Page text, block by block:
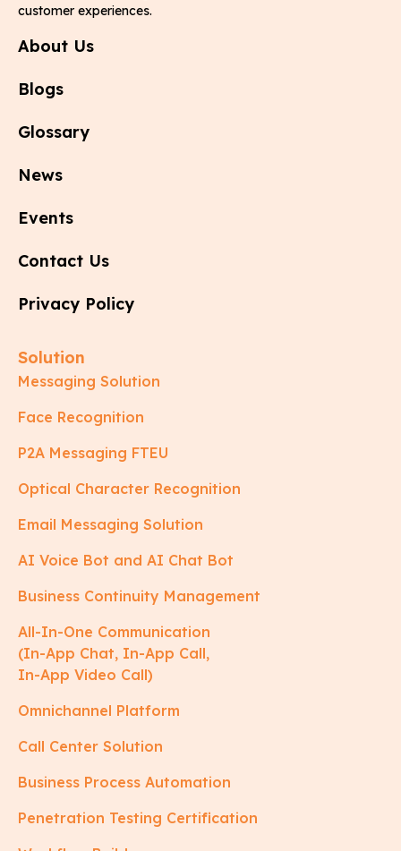
customer experiences.
About Us
Blogs
Glossary
News
Events
Contact Us
Privacy Policy
Solution
Messaging Solution
Face Recognition
P2A Messaging FTEU
Optical Character Recognition
Email Messaging Solution
AI Voice Bot and AI Chat Bot
Business Continuity Management
All-In-One Communication
(In-App Chat, In-App Call,
In-App Video Call)
Omnichannel Platform
Call Center Solution
Business Process Automation
Penetration Testing Certification